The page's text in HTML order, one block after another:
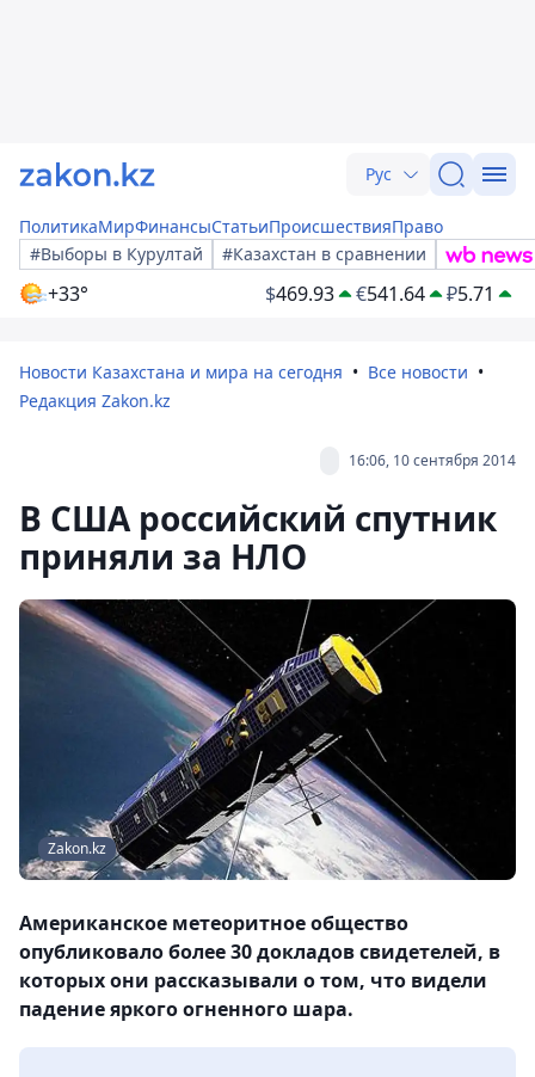
Рус
ПолитикаМирФинансыСтатьиПроисшествияПраво
#Выборы в Курултай
#Казахстан в сравнении
+33° $469.93 €541.64 ₽5.71
Новости Казахстана и мира на сегодня
Все новости
Редакция Zakon.kz
16:06, 10 сентября 2014
В США российский спутник
приняли за НЛО
Zakon.kz
Американское метеоритное общество
опубликовало более 30 докладов свидетелей, в
которых они рассказывали о том, что видели
падение яркого огненного шара.